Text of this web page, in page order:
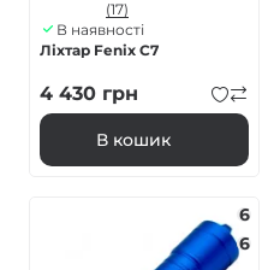
(17)
В наявності
Ліхтар Fenix C7
4 430 грн
В кошик
6
6